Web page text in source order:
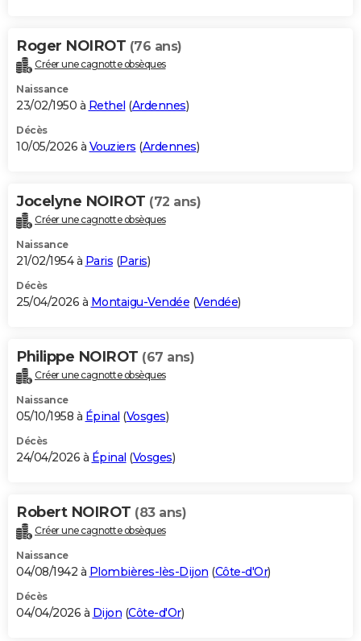
Roger NOIROT (76 ans)
Créer une cagnotte obsèques
Naissance
23/02/1950 à Rethel (Ardennes)
Décès
10/05/2026 à Vouziers (Ardennes)
Jocelyne NOIROT (72 ans)
Créer une cagnotte obsèques
Naissance
21/02/1954 à Paris (Paris)
Décès
25/04/2026 à Montaigu-Vendée (Vendée)
Philippe NOIROT (67 ans)
Créer une cagnotte obsèques
Naissance
05/10/1958 à Épinal (Vosges)
Décès
24/04/2026 à Épinal (Vosges)
Robert NOIROT (83 ans)
Créer une cagnotte obsèques
Naissance
04/08/1942 à Plombières-lès-Dijon (Côte-d'Or)
Décès
04/04/2026 à Dijon (Côte-d'Or)